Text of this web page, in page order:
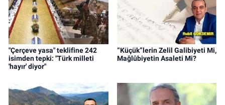
"Çerçeve yasa" teklifine 242
isimden tepki: "Türk milleti
'hayır' diyor"
“Küçük”lerin Zelil Galibiyeti Mi,
Mağlûbiyetin Asaleti Mi?